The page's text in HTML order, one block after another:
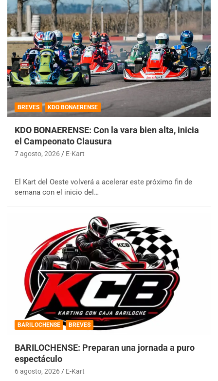
BREVES KDO BONAERENSE
KDO BONAERENSE: Con la vara bien alta, inicia
el Campeonato Clausura
7 agosto, 2026 E-Kart
El Kart del Oeste volverá a acelerar este próximo fin de
semana con el inicio del…
BARILOCHENSE BREVES
BARILOCHENSE: Preparan una jornada a puro
espectáculo
6 agosto, 2026 E-Kart